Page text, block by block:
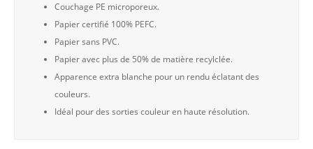
Couchage PE microporeux.
Papier certifié 100% PEFC.
Papier sans PVC.
Papier avec plus de 50% de matière recylclée.
Apparence extra blanche pour un rendu éclatant des
couleurs.
Idéal pour des sorties couleur en haute résolution.